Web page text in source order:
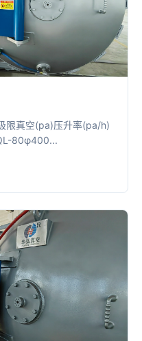
限真空(pa)压升率(pa/h)
80φ400...